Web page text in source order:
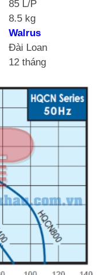
85 L/P
8.5 kg
Walrus
Đài Loan
12 tháng